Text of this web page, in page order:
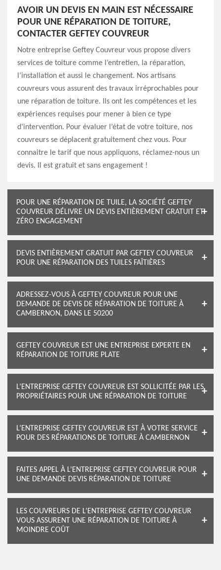
AVOIR UN DEVIS EN MAIN EST NÉCESSAIRE
POUR UNE RÉPARATION DE TOITURE,
CONTACTER GEFTEY COUVREUR
Notre entreprise Geftey Couvreur vous propose divers
services de toiture comme l’entretien, la réparation,
l’installation et aussi le changement. Nos artisans
couvreurs vous assurent des travaux irréprochables pour
une réparation de toiture. Ils ont les compétences et les
expériences requises pour mener à bien ce type
d’intervention. Pour évaluer l’état de votre toiture, nos
couvreurs se déplacent gratuitement chez vous. Pour
connaitre le tarif que nous appliquons, réclamez-nous un
devis. Il est gratuit et sans engagement !
POUR UNE RÉPARATION DE TUILE, LA SOCIÉTÉ GEFTEY
COUVREUR DÉLIVRE UN DEVIS ENTIÈREMENT GRATUIT ET
ZÉRO ENGAGEMENT
DEVIS ENTIÈREMENT GRATUIT PAR GEFTEY COUVREUR
POUR UNE RÉPARATION DES TUILES FAÎTIÈRES
ADRESSEZ-VOUS À GEFTEY COUVREUR POUR UNE
DEMANDE DE DEVIS DE RÉPARATION DE TOITURE À
CAMBERNON, DANS LE 50200
GEFTEY COUVREUR EST UNE ENTREPRISE EXPERTE EN
RÉPARATION DE TOITURE PLATE
L’ENTREPRISE GEFTEY COUVREUR EST SOLLICITÉE PAR LES
PROPRIÉTAIRES POUR UNE RÉPARATION DE TOITURE
L’ENTREPRISE GEFTEY COUVREUR EST À VOTRE SERVICE
POUR DES RÉPARATIONS DE TOITURE À CAMBERNON
FAITES APPEL À L’ENTREPRISE GEFTEY COUVREUR POUR
UNE DEMANDE DEVIS RÉPARATION DE TOITURE
LES COUVREURS DE L’ENTREPRISE GEFTEY COUVREUR
VOUS ASSURENT UNE RÉPARATION DE TOITURE À
MOINDRE COÛT